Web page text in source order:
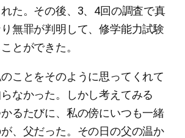
た。その後、3、4回の調査で真
無罪が判明して、修学能力試験
とができた。
ことをそのように思ってくれて
なかった。しかし考えてみる
るたびに、私の傍にいつも一緒
、父だった。その日の父の温か